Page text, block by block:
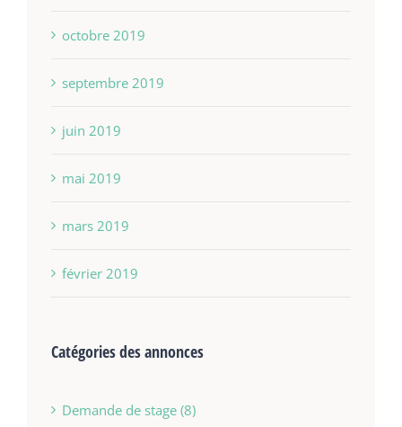
octobre 2019
septembre 2019
juin 2019
mai 2019
mars 2019
février 2019
Catégories des annonces
Demande de stage (8)